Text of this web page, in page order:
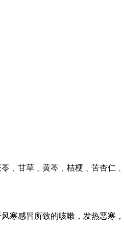
﹑甘草﹑黄芩﹑桔梗﹑苦杏仁
寒感冒所致的咳嗽，发热恶寒